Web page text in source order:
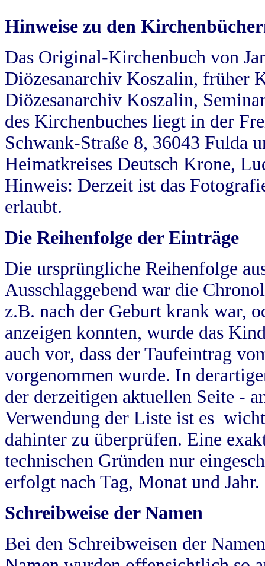
Hinweise zu den
Das Original-Kirchenbuch von
Diözesanarchiv Koszalin, früher
Diözesanarchiv Koszalin,
des Kirchenbuches liegt in der
Schwank-Straße 8, 36043 Fulda
Heimatkreises Deutsch Krone,
Hinweis: Derzeit ist das
erlaubt.
Die Reihenfolge der Einträge
Die ursprüngliche Reihenfolge
Ausschlaggebend war die
z.B. nach der Geburt krank war,
anzeigen konnten, wurde das
auch vor, dass der Taufeintrag
vorgenommen wurde. In
der derzeitigen aktuellen Seite -
Verwendung der Liste ist es
dahinter zu überprüfen. Eine
technischen Gründen nur
erfolgt nach Tag, Monat und Jahr.
Schreibweise der Namen
Bei den Schreibweisen der